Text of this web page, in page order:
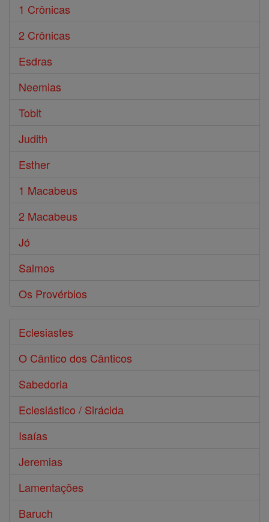
1 Crônicas
2 Crônicas
Esdras
Neemias
Tobit
Judith
Esther
1 Macabeus
2 Macabeus
Jó
Salmos
Os Provérbios
Eclesiastes
O Cântico dos Cânticos
Sabedoria
Eclesiástico / Sirácida
Isaías
Jeremias
Lamentações
Baruch